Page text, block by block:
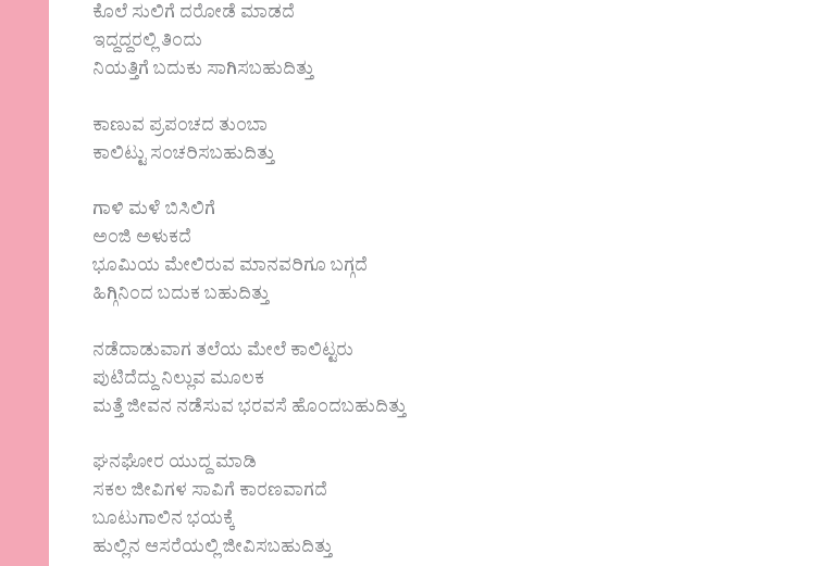
ಕೊಲೆ ಸುಲಿಗೆ ದರೋಡೆ ಮಾಡದೆ
ಇದ್ದದ್ದರಲ್ಲಿ ತಿಂದು
ನಿಯತ್ತಿಗೆ ಬದುಕು ಸಾಗಿಸಬಹುದಿತ್ತು
ಕಾಣುವ ಪ್ರಪಂಚದ ತುಂಬಾ
ಕಾಲಿಟ್ಟು ಸಂಚರಿಸಬಹುದಿತ್ತು
ಗಾಳಿ ಮಳೆ ಬಿಸಿಲಿಗೆ
ಅಂಜಿ ಅಳುಕದೆ
ಭೂಮಿಯ ಮೇಲಿರುವ ಮಾನವರಿಗೂ ಬಗ್ಗದೆ
ಹಿಗ್ಗಿನಿಂದ ಬದುಕ ಬಹುದಿತ್ತು
ನಡೆದಾಡುವಾಗ ತಲೆಯ ಮೇಲೆ ಕಾಲಿಟ್ಟರು
ಪುಟಿದೆದ್ದು ನಿಲ್ಲುವ ಮೂಲಕ
ಮತ್ತೆ ಜೀವನ ನಡೆಸುವ ಭರವಸೆ ಹೊಂದಬಹುದಿತ್ತು
ಘನಘೋರ ಯುದ್ದ ಮಾಡಿ
ಸಕಲ ಜೀವಿಗಳ ಸಾವಿಗೆ ಕಾರಣವಾಗದೆ
ಬೂಟುಗಾಲಿನ ಭಯಕ್ಕೆ
ಹುಲ್ಲಿನ ಆಸರೆಯಲ್ಲಿ ಜೀವಿಸಬಹುದಿತ್ತು